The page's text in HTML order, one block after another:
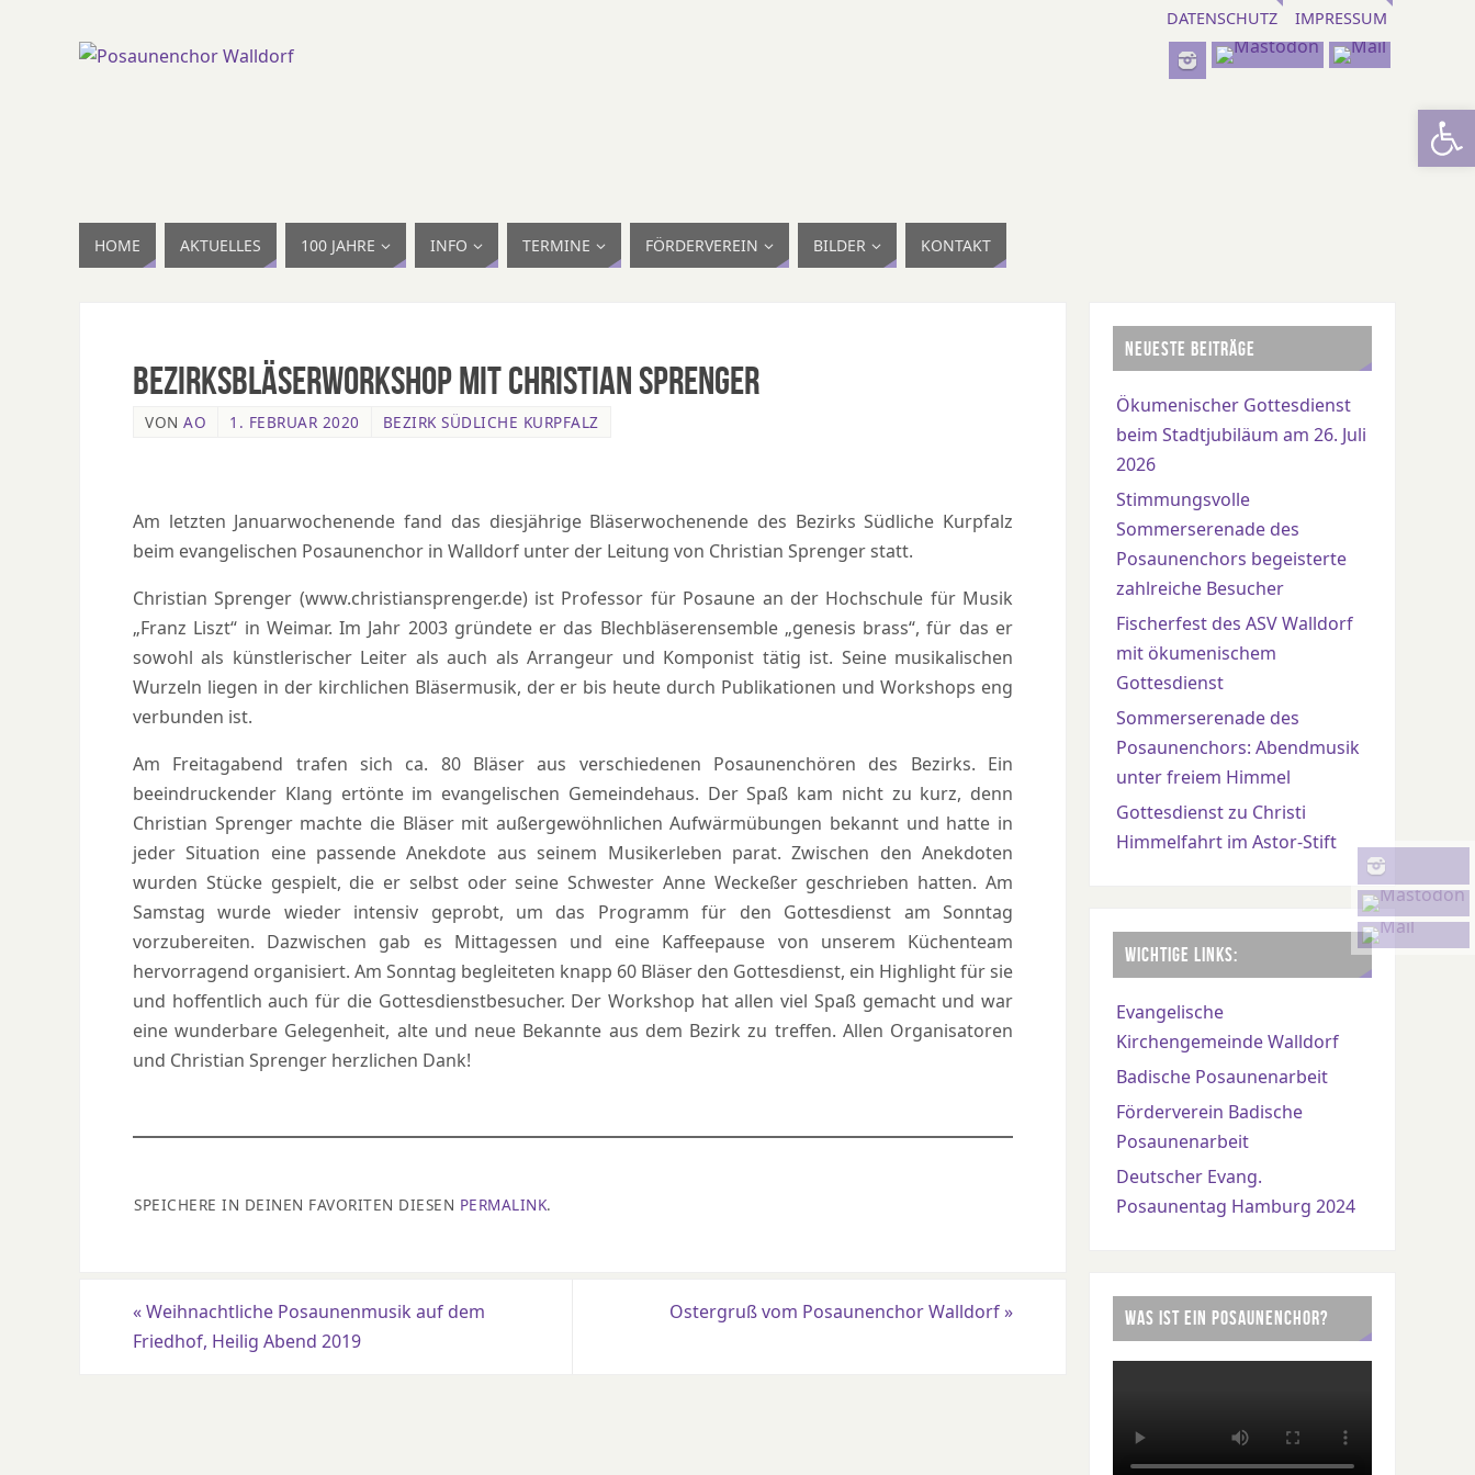
DATENSCHUTZ IMPRESSUM
HOME AKTUELLES 100 JAHRE INFO TERMINE FÖRDERVEREIN BILDER KONTAKT
Bezirksbläserworkshop mit Christian Sprenger
VON AO 1. FEBRUAR 2020 BEZIRK SÜDLICHE KURPFALZ
Am letzten Januarwochenende fand das diesjährige Bläserwochenende des Bezirks Südliche Kurpfalz
beim evangelischen Posaunenchor in Walldorf unter der Leitung von Christian Sprenger statt.
Christian Sprenger (www.christiansprenger.de) ist Professor für Posaune an der Hochschule für Musik
„Franz Liszt“ in Weimar. Im Jahr 2003 gründete er das Blechbläserensemble „genesis brass“, für das er
sowohl als künstlerischer Leiter als auch als Arrangeur und Komponist tätig ist. Seine musikalischen
Wurzeln liegen in der kirchlichen Bläsermusik, der er bis heute durch Publikationen und Workshops eng
verbunden ist.
Am Freitagabend trafen sich ca. 80 Bläser aus verschiedenen Posaunenchören des Bezirks. Ein
beeindruckender Klang ertönte im evangelischen Gemeindehaus. Der Spaß kam nicht zu kurz, denn
Christian Sprenger machte die Bläser mit außergewöhnlichen Aufwärmübungen bekannt und hatte in
jeder Situation eine passende Anekdote aus seinem Musikerleben parat. Zwischen den Anekdoten
wurden Stücke gespielt, die er selbst oder seine Schwester Anne Weckeßer geschrieben hatten. Am
Samstag wurde wieder intensiv geprobt, um das Programm für den Gottesdienst am Sonntag
vorzubereiten. Dazwischen gab es Mittagessen und eine Kaffeepause von unserem Küchenteam
hervorragend organisiert. Am Sonntag begleiteten knapp 60 Bläser den Gottesdienst, ein Highlight für sie
und hoffentlich auch für die Gottesdienstbesucher. Der Workshop hat allen viel Spaß gemacht und war
eine wunderbare Gelegenheit, alte und neue Bekannte aus dem Bezirk zu treffen. Allen Organisatoren
und Christian Sprenger herzlichen Dank!
SPEICHERE IN DEINEN FAVORITEN DIESEN PERMALINK.
«Weihnachtliche Posaunenmusik auf dem
Friedhof, Heilig Abend 2019
Ostergruß vom Posaunenchor Walldorf»
NEUESTE BEITRÄGE
Ökumenischer Gottesdienst
beim Stadtjubiläum am 26. Juli
2026
Stimmungsvolle
Sommerserenade des
Posaunenchors begeisterte
zahlreiche Besucher
Fischerfest des ASV Walldorf
mit ökumenischem
Gottesdienst
Sommerserenade des
Posaunenchors: Abendmusik
unter freiem Himmel
Gottesdienst zu Christi
Himmelfahrt im Astor-Stift
WICHTIGE LINKS:
Evangelische
Kirchengemeinde Walldorf
Badische Posaunenarbeit
Förderverein Badische
Posaunenarbeit
Deutscher Evang.
Posaunentag Hamburg 2024
WAS IST EIN POSAUNENCHOR?